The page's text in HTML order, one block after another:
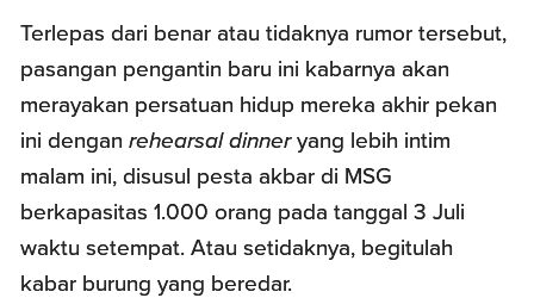
Terlepas dari benar atau tidaknya rumor tersebut,
pasangan pengantin baru ini kabarnya akan
merayakan persatuan hidup mereka akhir pekan
ini denganrehearsal dinneryang lebih intim
malam ini, disusul pesta akbar di MSG
berkapasitas 1.000 orang pada tanggal 3 Juli
waktu setempat. Atau setidaknya, begitulah
kabar burung yang beredar.